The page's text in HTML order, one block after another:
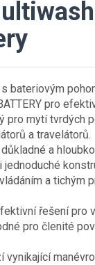
bateriovým
pro
pro mytí tvrdých
a travelátorů.
a
a tichým
řešení pro
pro členité
vynikající